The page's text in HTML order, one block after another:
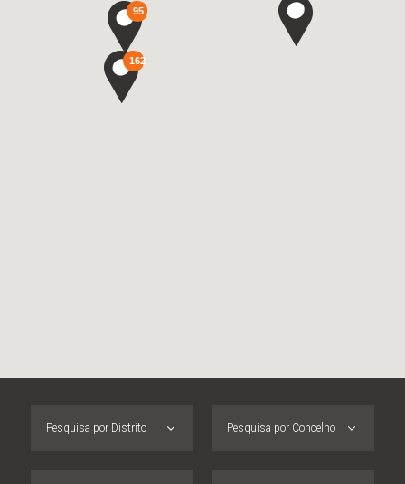
162
95
Pesquisa por Distrito Pesquisa por Concelho